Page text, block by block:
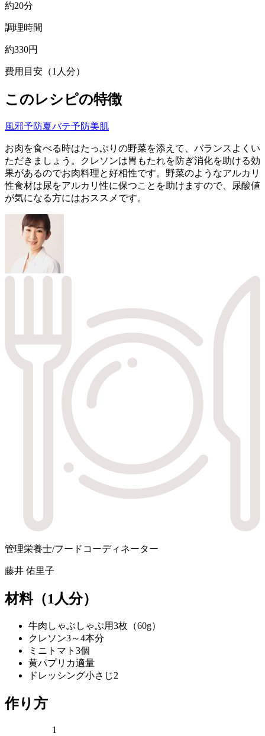
約20分
調理時間
約330円
費用目安（1人分）
このレシピの特徴
風邪予防夏バテ予防美肌
お肉を食べる時はたっぷりの野菜を添えて、バランスよくい
ただきましょう。クレソンは胃もたれを防ぎ消化を助ける効
果があるのでお肉料理と好相性です。野菜のようなアルカリ
性食材は尿をアルカリ性に保つことを助けますので、尿酸値
が気になる方にはおススメです。
管理栄養士/フードコーディネーター
藤井 佑里子
材料（1人分）
牛肉しゃぶしゃぶ用3枚（60g）
クレソン3～4本分
ミニトマト 3個
黄パプリカ適量
ドレッシング小さじ2
作り方
1